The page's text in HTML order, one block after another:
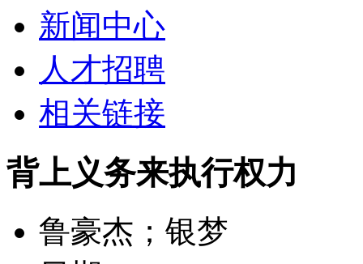
新闻中心
人才招聘
相关链接
背上义务来执行权力
鲁豪杰；银梦